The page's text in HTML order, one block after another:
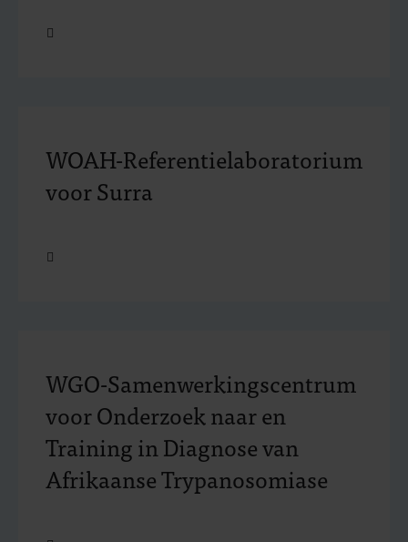
Open
WOAH-Referentielaboratorium
voor Surra
Open
WGO-Samenwerkingscentrum
voor Onderzoek naar en
Training in Diagnose van
Afrikaanse Trypanosomiase